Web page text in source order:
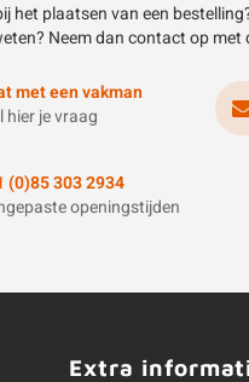
het plaatsen van een
Neem dan contact op met
met een vakman
hier je vraag
(0)85 303 2934
openingstijden
Extra